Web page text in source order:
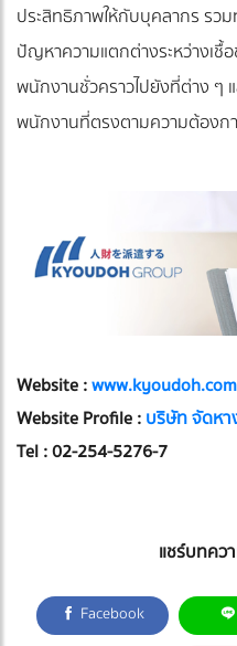
ประสิทธิภาพให้กับบุคลากร รว
ปัญหาความแตกต่างระหว่างเ
พนักงานชั่วคราวไปยังที่ต่าง ๆ
พนักงานที่ตรงตามความต้องก
Website :www.kyoudoh.com
Website Profile :บริษัท จัดหา
Tel : 02-254-5276-7
แชร์บทคว
Facebook